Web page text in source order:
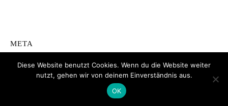
META
Anmelden
Diese Website benutzt Cookies. Wenn du die Website weiter
nutzt, gehen wir von deinem Einverständnis aus.
OK